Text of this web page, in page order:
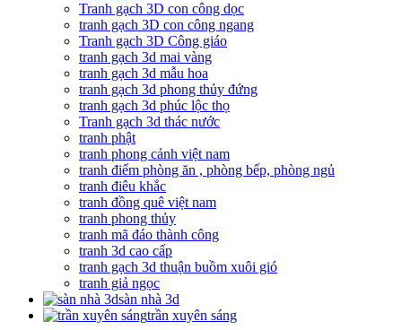
Tranh gạch 3D con công dọc
tranh gạch 3D con công ngang
Tranh gạch 3D Công giáo
tranh gạch 3d mai vàng
tranh gạch 3d mẫu hoa
tranh gạch 3d phong thủy đứng
tranh gạch 3d phúc lộc thọ
Tranh gạch 3d thác nước
tranh phật
tranh phong cảnh việt nam
tranh điểm phòng ăn , phòng bếp, phòng ngủ
tranh điêu khắc
tranh đồng quê việt nam
tranh phong thủy
tranh mã đáo thành công
tranh 3d cao cấp
tranh gạch 3d thuận buồm xuôi gió
tranh giả ngọc
sàn nhà 3d
trần xuyên sáng